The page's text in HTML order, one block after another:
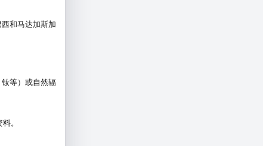
和马达加斯加
等）或自然辐
。